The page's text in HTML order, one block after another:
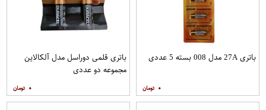
باتری 27A مدل 008 بسته 5 عددی
۰
باتری قلمی دوراسل مدل آلکالاین
مجموعه دو عددی
۰